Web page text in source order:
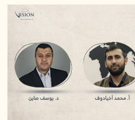
ر
ي
ا
إ